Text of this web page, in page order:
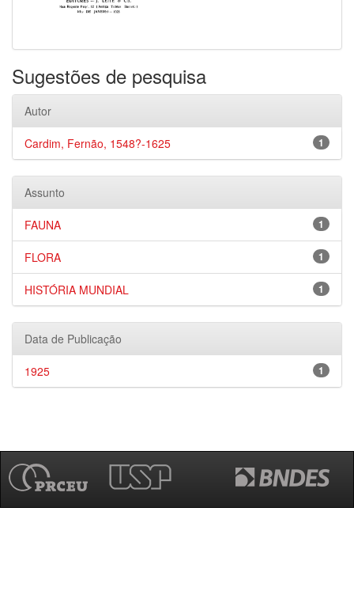
Sugestões de pesquisa
Autor
1
Cardim, Fernão, 1548?-1625
Assunto
1
FAUNA
1
FLORA
1
HISTÓRIA MUNDIAL
Data de Publicação
1
1925